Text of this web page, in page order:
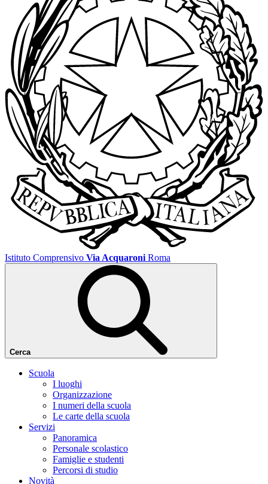
Istituto Comprensivo Via Acquaroni Roma
Cerca
Scuola
I luoghi
Organizzazione
I numeri della scuola
Le carte della scuola
Servizi
Panoramica
Personale scolastico
Famiglie e studenti
Percorsi di studio
Novità